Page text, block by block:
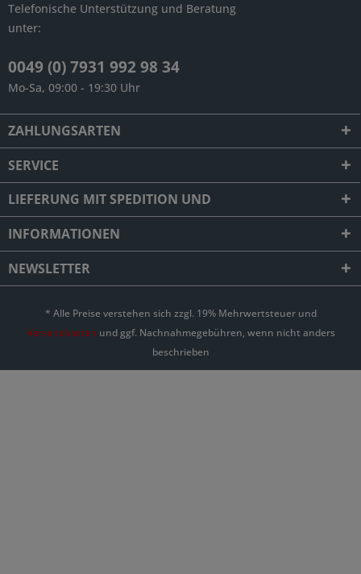
Telefonische Unterstützung und Beratung
unter:
0049 (0) 7931 992 98 34
Mo-Sa, 09:00 - 19:30 Uhr
ZAHLUNGSARTEN
SERVICE
LIEFERUNG MIT SPEDITION UND
INFORMATIONEN
NEWSLETTER
* Alle Preise verstehen sich zzgl. 19% Mehrwertsteuer und
Versandkosten und ggf. Nachnahmegebühren, wenn nicht anders
beschrieben